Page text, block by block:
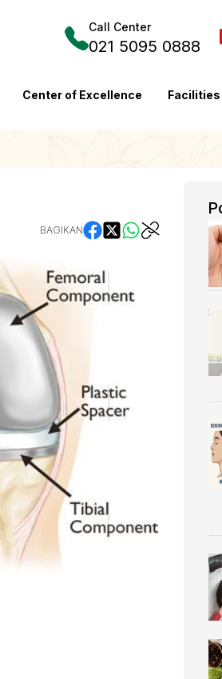
Call Center
021 5095 0888
Center of Excellence Facilities
BAGIKAN